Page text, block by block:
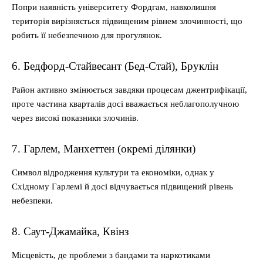
Попри наявність університету Фордгам, навколишня
територія вирізняється підвищеним рівнем злочинності, що
робить її небезпечною для прогулянок.
6. Бедфорд-Стайвесант (Бед-Стай), Бруклін
Район активно змінюється завдяки процесам джентрифікації,
проте частина кварталів досі вважається неблагополучною
через високі показники злочинів.
7. Гарлем, Манхеттен (окремі ділянки)
Символ відродження культури та економіки, однак у
Східному Гарлемі й досі відчувається підвищений рівень
небезпеки.
8. Саут-Джамайка, Квінз
Місцевість, де проблеми з бандами та наркотиками